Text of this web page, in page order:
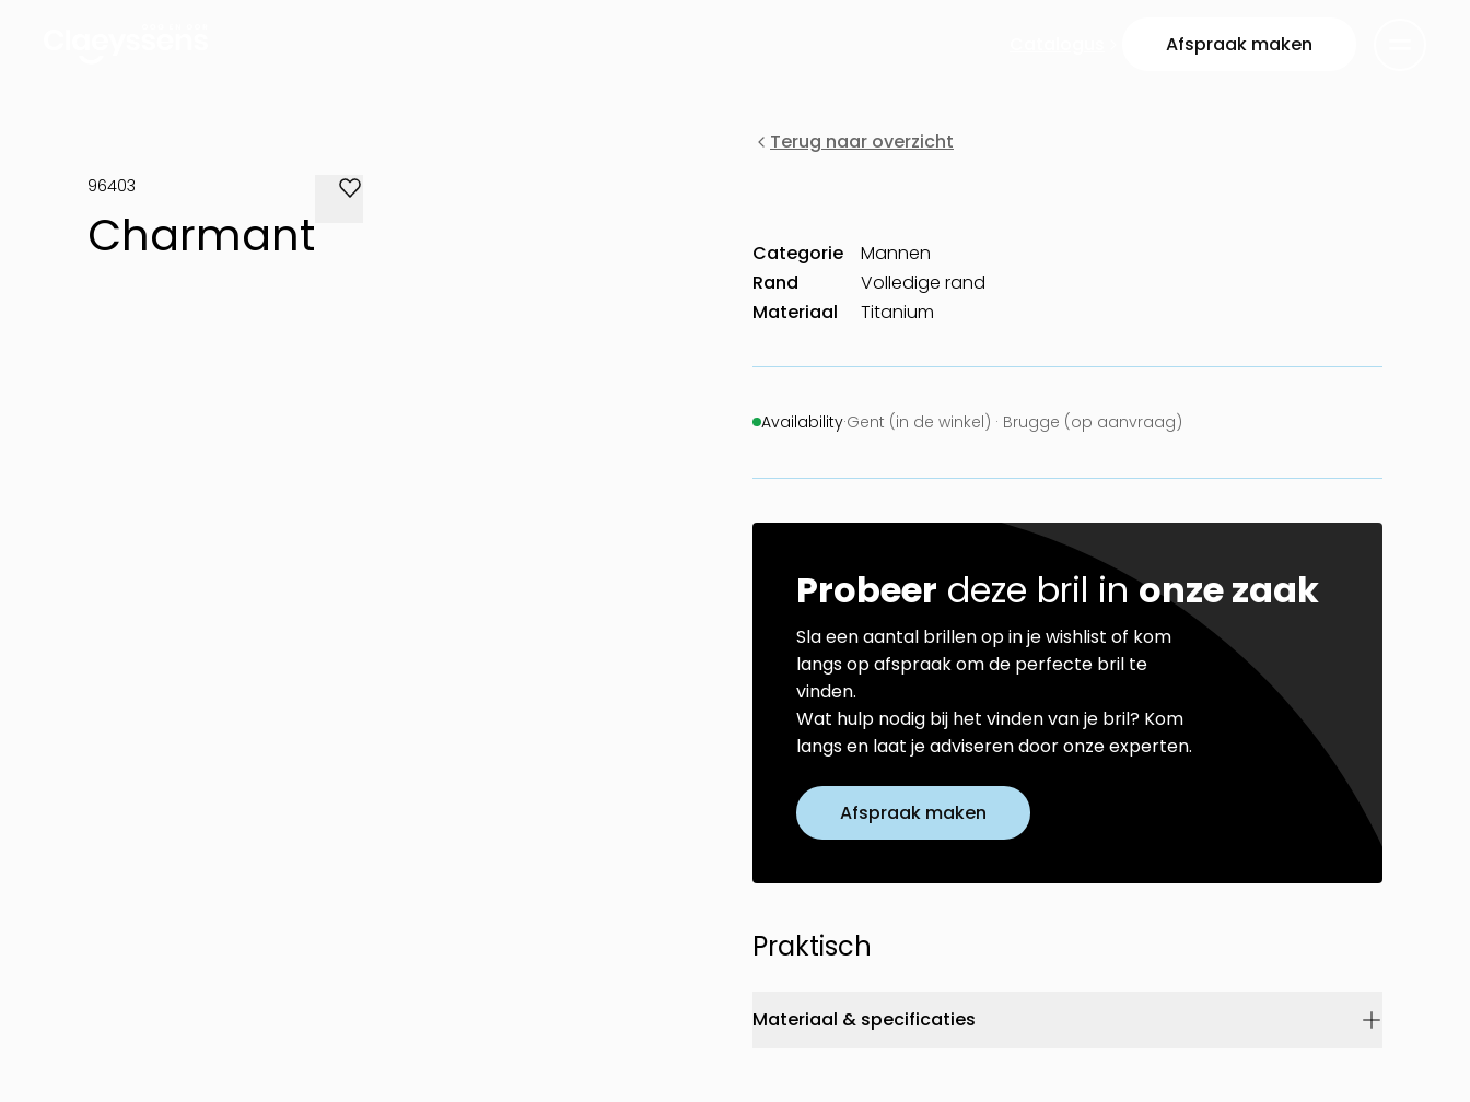
Afspraak maken
96403
Charmant
Terug naar overzicht
Categorie
Mannen
Rand
Volledige rand
Materiaal
Titanium
Availability·Gent (in de winkel) · Brugge (op aanvraag)
Probeer deze bril inonze zaak
Sla een aantal brillen op in je wishlist of kom
langs op afspraak om de perfecte bril te
vinden.
Wat hulp nodig bij het vinden van je bril? Kom
langs en laat je adviseren door onze experten.
Afspraak maken
Praktisch
Materiaal & specificaties